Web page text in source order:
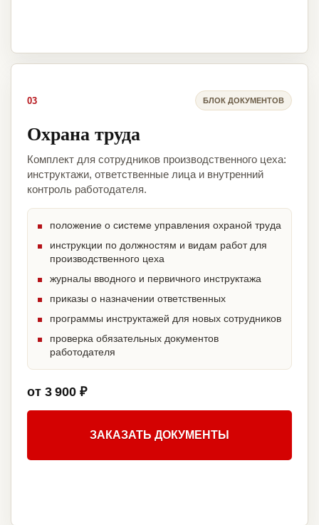
03 БЛОК ДОКУМЕНТОВ
Охрана труда
Комплект для сотрудников производственного цеха:
инструктажи, ответственные лица и внутренний
контроль работодателя.
положение о системе управления охраной труда
инструкции по должностям и видам работ для
производственного цеха
журналы вводного и первичного инструктажа
приказы о назначении ответственных
программы инструктажей для новых сотрудников
проверка обязательных документов
работодателя
от 3 900 ₽
ЗАКАЗАТЬ ДОКУМЕНТЫ